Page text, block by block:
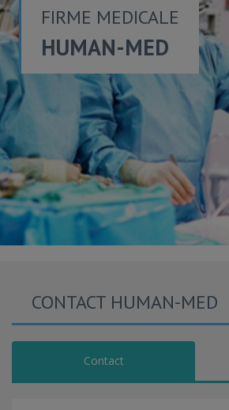
FIRME MEDICALE
HUMAN-MED
CONTACT HUMAN-MED
Contact